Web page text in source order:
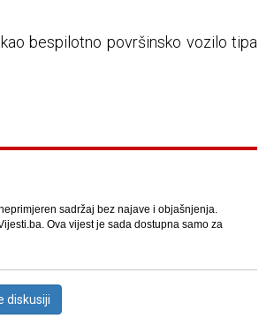
bespilotno površinsko vozilo tipa
sadržaj bez najave i objašnjenja.
Ova vijest je sada dostupna samo za
diskusiji